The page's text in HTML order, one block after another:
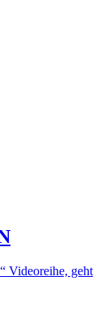
Videoreihe, geht